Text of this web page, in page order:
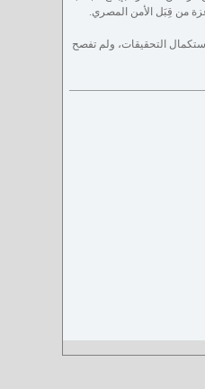
من قِبَل الأمن المصري.
التحقيقات، ولم تفصح